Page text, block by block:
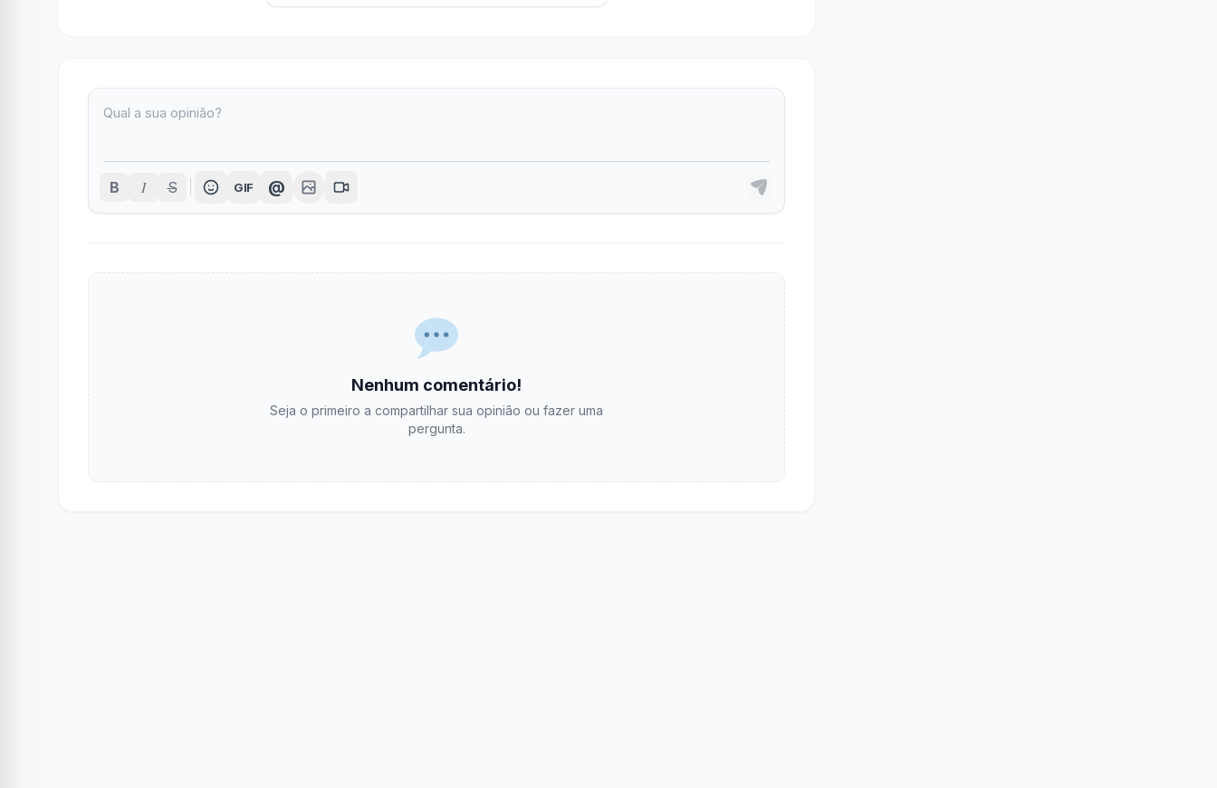
B I S GIF @
Nenhum comentário!
Seja o primeiro a compartilhar sua opinião ou fazer uma
pergunta.